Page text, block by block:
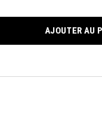
AJOUTER AU